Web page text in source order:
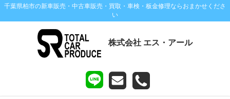
千葉県柏市の新車販売・中古車販売・買取・車検・板金修理ならおまかせくださ
い
株式会社 エス・アール